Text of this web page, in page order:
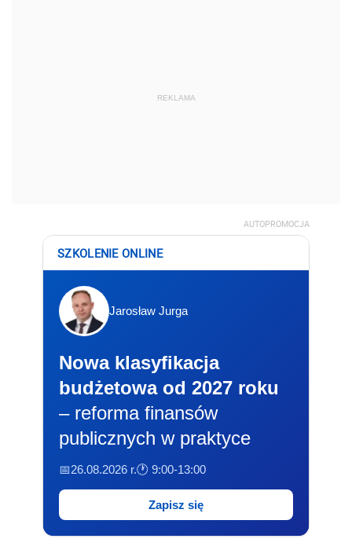
REKLAMA
AUTOPROMOCJA
SZKOLENIE ONLINE
Jarosław Jurga
Nowa klasyfikacja
budżetowa od 2027 roku
– reforma finansów
publicznych w praktyce
📅26.08.2026 r.🕐 9:00-13:00
Zapisz się